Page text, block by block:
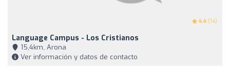
4.4 (14)
Language Campus - Los Cristianos
15,4km, Arona
Ver información y datos de contacto